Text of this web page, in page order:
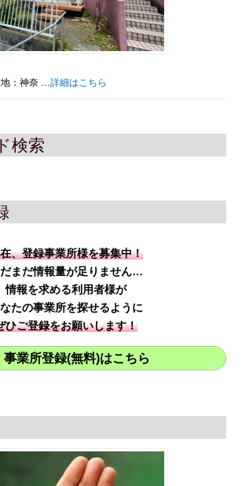
：神奈 … 詳細はこちら
検索
、登録事業所様を募集中！
だまだ情報量が足りません…
情報を求める利用者様が
たの事業所を探せるように
ひご登録をお願いします！
事業所登録(無料)はこちら